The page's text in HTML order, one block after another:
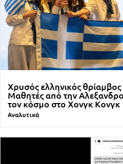
Χρυσός ελληνικός
Μαθητές από την
τον κόσμο στο Χονγκ Κονγκ
Αναλυτικά